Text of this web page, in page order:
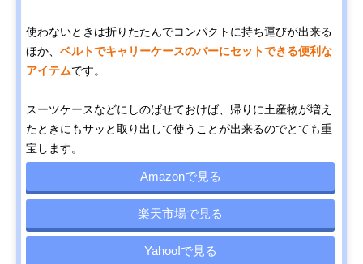
使わないときは折りたたんでコンパクトに持ち運びが出来る
ほか、 ベルトでキャリーケースのバーにセットできる便利な
アイテムです。
スーツケースなどにしのばせておけば、帰りに土産物が増え
たときにもサッと取り出して使うことが出来るのでとても重
宝します。
Amazonで見る
楽天市場で見る
Yahoo!で見る